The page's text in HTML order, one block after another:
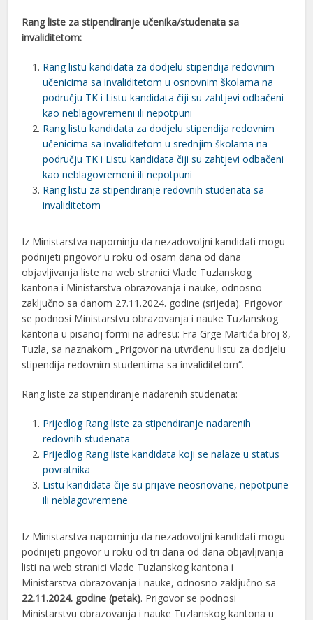
Rang liste za stipendiranje učenika/studenata sa
invaliditetom:
Rang listu kandidata za dodjelu stipendija redovnim
učenicima sa invaliditetom u osnovnim školama na
području TK i Listu kandidata čiji su zahtjevi odbačeni
kao neblagovremeni ili nepotpuni
Rang listu kandidata za dodjelu stipendija redovnim
učenicima sa invaliditetom u srednjim školama na
području TK i Listu kandidata čiji su zahtjevi odbačeni
kao neblagovremeni ili nepotpuni
Rang listu za stipendiranje redovnih studenata sa
invaliditetom
Iz Ministarstva napominju da nezadovoljni kandidati mogu
podnijeti prigovor u roku od osam dana od dana
objavljivanja liste na web stranici Vlade Tuzlanskog
kantona i Ministarstva obrazovanja i nauke, odnosno
zaključno sa danom 27.11.2024. godine (srijeda). Prigovor
se podnosi Ministarstvu obrazovanja i nauke Tuzlanskog
kantona u pisanoj formi na adresu: Fra Grge Martića broj 8,
Tuzla, sa naznakom „Prigovor na utvrđenu listu za dodjelu
stipendija redovnim studentima sa invaliditetom“.
Rang liste za stipendiranje nadarenih studenata:
Prijedlog Rang liste za stipendiranje nadarenih
redovnih studenata
Prijedlog Rang liste kandidata koji se nalaze u status
povratnika
Listu kandidata čije su prijave neosnovane, nepotpune
ili neblagovremene
Iz Ministarstva napominju da nezadovoljni kandidati mogu
podnijeti prigovor u roku od tri dana od dana objavljivanja
listi na web stranici Vlade Tuzlanskog kantona i
Ministarstva obrazovanja i nauke, odnosno zaključno sa
22.11.2024. godine (petak). Prigovor se podnosi
Ministarstvu obrazovanja i nauke Tuzlanskog kantona u